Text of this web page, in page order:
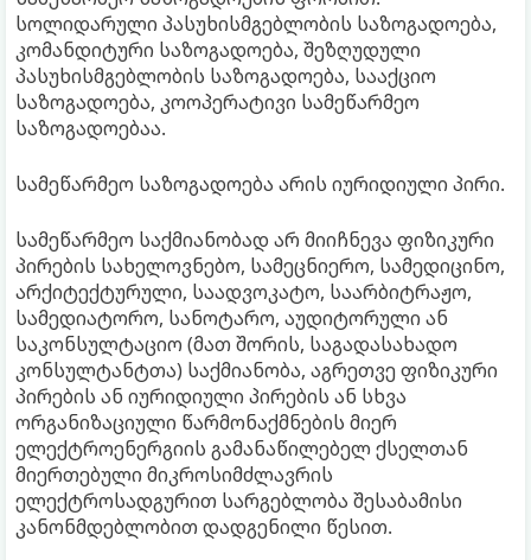
სოლიდარული პასუხისმგებლობის საზოგადოება,
კომანდიტური საზოგადოება, შეზღუდული
პასუხისმგებლობის საზოგადოება, სააქციო
საზოგადოება, კოოპერატივი სამეწარმეო
საზოგადოებაა.
სამეწარმეო საზოგადოება არის იურიდიული პირი.
სამეწარმეო საქმიანობად არ მიიჩნევა ფიზიკური
პირების სახელოვნებო, სამეცნიერო, სამედიცინო,
არქიტექტურული, საადვოკატო, საარბიტრაჟო,
სამედიატორო, სანოტარო, აუდიტორული ან
საკონსულტაციო (მათ შორის, საგადასახადო
კონსულტანტთა) საქმიანობა, აგრეთვე ფიზიკური
პირების ან იურიდიული პირების ან სხვა
ორგანიზაციული წარმონაქმნების მიერ
ელექტროენერგიის გამანაწილებელ ქსელთან
მიერთებული მიკროსიმძლავრის
ელექტროსადგურით სარგებლობა შესაბამისი
კანონმდებლობით დადგენილი წესით.